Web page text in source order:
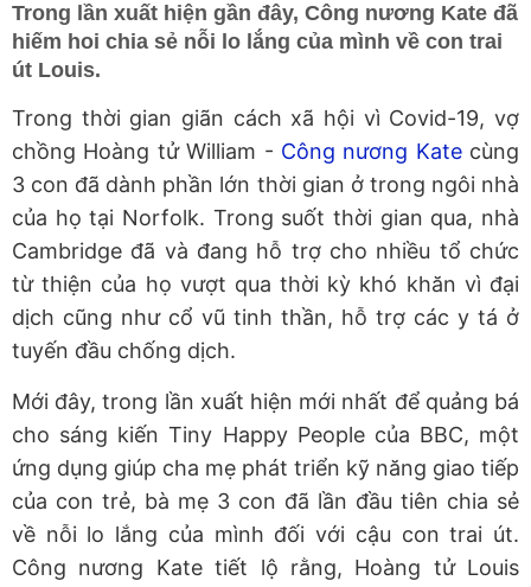
Trong lần xuất hiện gần đây, Công nương Kate đã
hiếm hoi chia sẻ nỗi lo lắng của mình về con trai
út Louis.
Trong thời gian giãn cách xã hội vì Covid-19, vợ
chồng Hoàng tử William - Công nương Katecùng
3 con đã dành phần lớn thời gian ở trong ngôi nhà
của họ tại Norfolk. Trong suốt thời gian qua, nhà
Cambridge đã và đang hỗ trợ cho nhiều tổ chức
từ thiện của họ vượt qua thời kỳ khó khăn vì đại
dịch cũng như cổ vũ tinh thần, hỗ trợ các y tá ở
tuyến đầu chống dịch.
Mới đây, trong lần xuất hiện mới nhất để quảng bá
cho sáng kiến Tiny Happy People của BBC, một
ứng dụng giúp cha mẹ phát triển kỹ năng giao tiếp
của con trẻ, bà mẹ 3 con đã lần đầu tiên chia sẻ
về nỗi lo lắng của mình đối với cậu con trai út.
Công nương Kate tiết lộ rằng, Hoàng tử Louis